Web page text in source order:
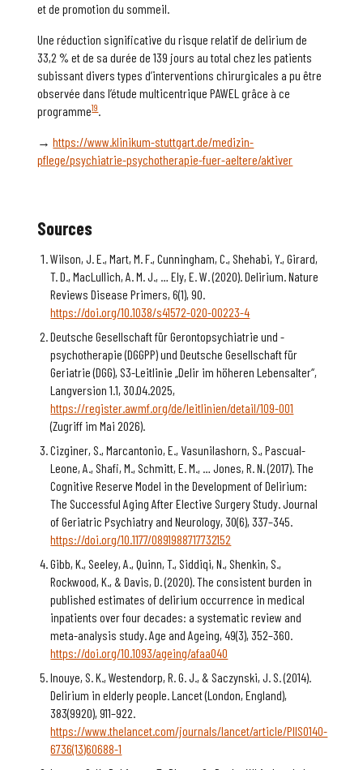
et de promotion du sommeil.
Une réduction significative du risque relatif de delirium de
33,2 % et de sa durée de 139 jours au total chez les patients
subissant divers types d’interventions chirurgicales a pu être
observée dans l’étude multicentrique PAWEL grâce à ce
programme19.
→https://www.klinikum-stuttgart.de/medizin-
pflege/psychiatrie-psychotherapie-fuer-aeltere/aktiver
Sources
Wilson, J. E., Mart, M. F., Cunningham, C., Shehabi, Y., Girard,
T. D., MacLullich, A. M. J., … Ely, E. W. (2020). Delirium. Nature
Reviews Disease Primers, 6(1), 90.
https://doi.org/10.1038/s41572-020-00223-4
Deutsche Gesellschaft für Gerontopsychiatrie und -
psychotherapie (DGGPP) und Deutsche Gesellschaft für
Geriatrie (DGG), S3-Leitlinie „Delir im höheren Lebensalter“,
Langversion 1.1, 30.04.2025,
https://register.awmf.org/de/leitlinien/detail/109-001
(Zugriff im Mai 2026).
Cizginer, S., Marcantonio, E., Vasunilashorn, S., Pascual-
Leone, A., Shafi, M., Schmitt, E. M., … Jones, R. N. (2017). The
Cognitive Reserve Model in the Development of Delirium:
The Successful Aging After Elective Surgery Study. Journal
of Geriatric Psychiatry and Neurology, 30(6), 337–345.
https://doi.org/10.1177/0891988717732152
Gibb, K., Seeley, A., Quinn, T., Siddiqi, N., Shenkin, S.,
Rockwood, K., & Davis, D. (2020). The consistent burden in
published estimates of delirium occurrence in medical
inpatients over four decades: a systematic review and
meta-analysis study. Age and Ageing, 49(3), 352–360.
https://doi.org/10.1093/ageing/afaa040
Inouye, S. K., Westendorp, R. G. J., & Saczynski, J. S. (2014).
Delirium in elderly people. Lancet (London, England),
383(9920), 911–922.
https://www.thelancet.com/journals/lancet/article/PIIS0140-
6736(13)60688-1